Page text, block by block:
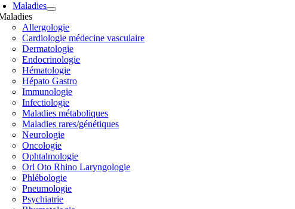
Maladies
Allergologie
Cardiologie médecine vasculaire
Dermatologie
Endocrinologie
Hématologie
Hépato Gastro
Immunologie
Infectiologie
Maladies métaboliques
Maladies rares/génétiques
Neurologie
Oncologie
Ophtalmologie
Orl Oto Rhino Laryngologie
Phlébologie
Pneumologie
Psychiatrie